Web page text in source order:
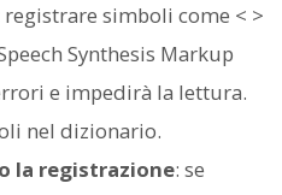
registrare simboli come < >
Synthesis Markup
e impedirà la lettura.
nel dizionario.
la registrazione: se